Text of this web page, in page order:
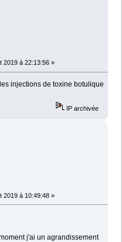
2019 à 22:13:56 »
injections de toxine botulique
IP archivée
2019 à 10:49:48 »
j'ai un agrandissement